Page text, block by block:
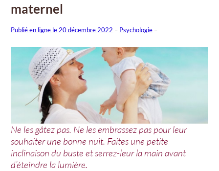
maternel
Publié en ligne le 20 décembre 2022 – Psychologie –
Ne les gâtez pas. Ne les embrassez pas pour leur
souhaiter une bonne nuit. Faites une petite
inclinaison du buste et serrez-leur la main avant
d’éteindre la lumière.